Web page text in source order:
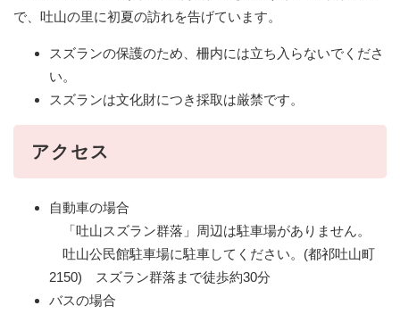
で、吐山の里に初夏の訪れを告げています。
スズランの保護のため、柵内には立ち入らないでくださ
い。
スズランは文化財につき採取は厳禁です。
アクセス
自動車の場合
「吐山スズラン群落」周辺は駐車場がありません。
吐山公民館駐車場に駐車してください。(都祁吐山町
2150) スズラン群落まで徒歩約30分
バスの場合